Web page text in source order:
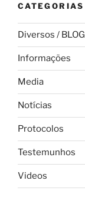
CATEGORIAS
Diversos / BLOG
Informações
Media
Notícias
Protocolos
Testemunhos
Videos